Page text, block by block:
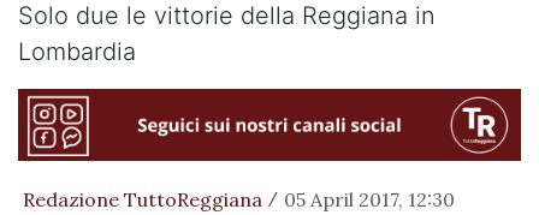
Solo due le vittorie della Reggiana in
Lombardia
Redazione TuttoReggiana / 05 April 2017, 12:30